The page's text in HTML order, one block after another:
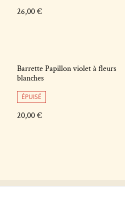
26,00 €
Barrette Papillon violet à fleurs
blanches
ÉPUISÉ
20,00 €